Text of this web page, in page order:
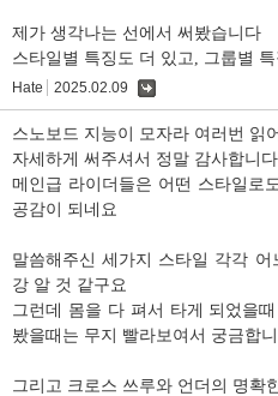
제가 생각나는 선에서 써봤습니다
스타일별 특징도 더 있고, 그룹별
Hate 2025.02.09
스노보드 지능이 모자라 여러번 읽
자세하게 써주셔서 정말 감사합니다.
메인급 라이더들은 어떤 스타일로
공감이 되네요
말씀해주신 세가지 스타일 각각
강 알 것 같구요
그런데 몸을 다 펴서 타게 되었을
봤을때는 무지 빨라보여서 궁금합니
그리고 크로스 쓰루와 언더의 명확